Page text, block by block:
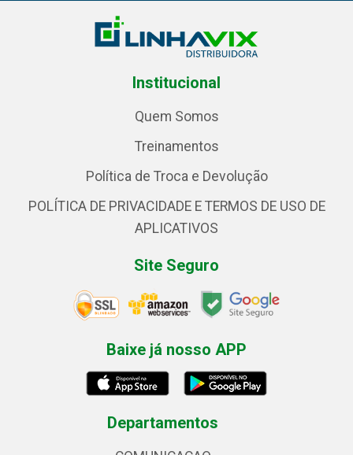
Institucional
Quem Somos
Treinamentos
Política de Troca e Devolução
POLÍTICA DE PRIVACIDADE E TERMOS DE USO DE
APLICATIVOS
Site Seguro
Baixe já nosso APP
Departamentos